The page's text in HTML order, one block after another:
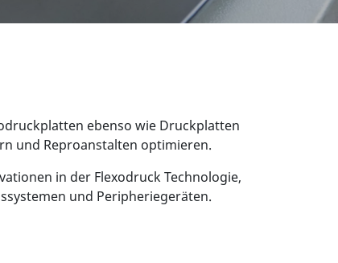
ebenso wie Druckplatten
und Reproanstalten optimieren.
in der Flexodruck Technologie,
und Peripheriegeräten.